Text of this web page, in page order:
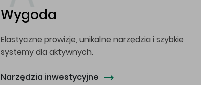
Wygoda
Elastyczne prowizje, unikalne narzędzia i szybkie
systemy dla aktywnych.
Narzędzia inwestycyjne